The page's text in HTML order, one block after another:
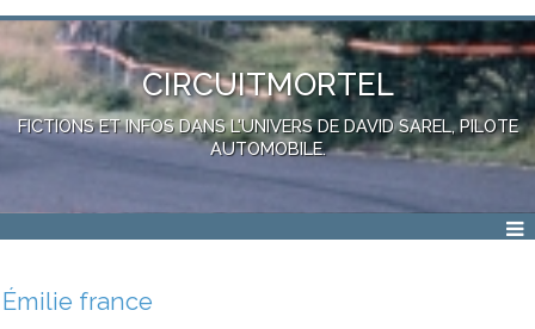
CIRCUITMORTEL
FICTIONS ET INFOS DANS L'UNIVERS DE DAVID SAREL, PILOTE
AUTOMOBILE.
Émilie france